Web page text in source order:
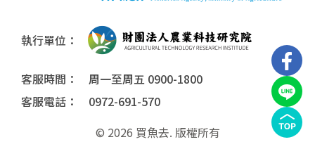
執行單位：
客服時間： 周一至周五 0900-1800
客服電話： 0972-691-570
© 2026 買魚去. 版權所有